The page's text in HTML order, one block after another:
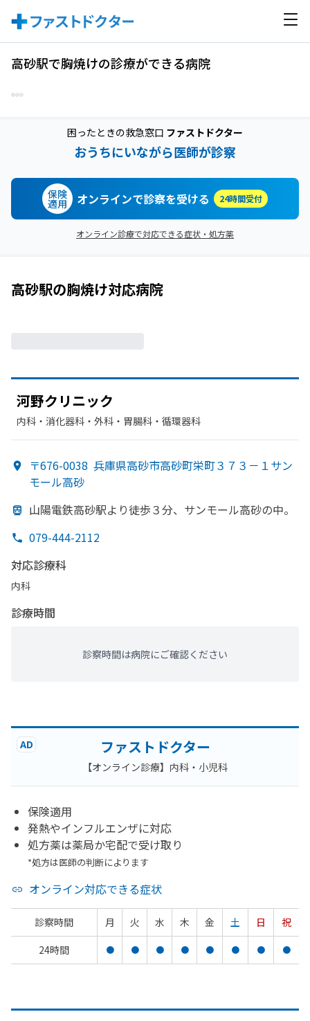
高砂駅で胸焼けの診療ができる病院
困ったときの救急窓口 ファストドクター
おうちにいながら医師が診察
保険
適用 オンラインで診察を受ける 24時間受付
オンライン診療で対応できる症状・処方薬
高砂駅の胸焼け対応病院
河野クリニック
内科・​消化器科・​外科・​胃腸科・​循環器科
〒676-0038 兵庫県高砂市高砂町栄町３７３－１サン
モール高砂
山陽電鉄高砂駅より徒歩３分、 サンモール高砂の中。
079-444-2112
対応診療科
内科
診療時間
診察時間は病院にご確認ください
AD ファストドクター
【オンライン診療】内科・小児科
保険適用
発熱やインフルエンザに対応
処方薬は薬局か宅配で受け取り
*処方は医師の判断によります
オンライン対応できる症状
診察時間 月 火 水 木 金 土 日
祝
24時間
● ● ● ● ● ● ● ●